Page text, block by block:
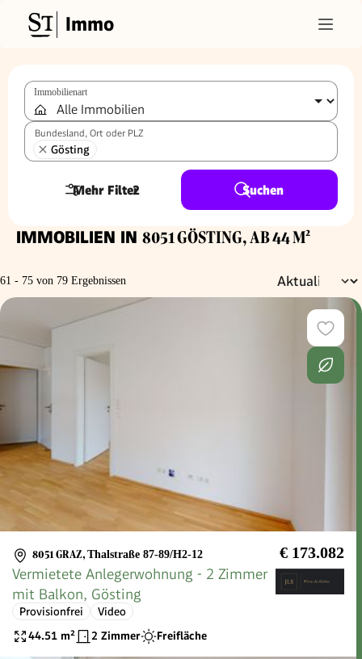
Immo
Immobilienart
Bundesland, Ort oder PLZ
Gösting
Mehr Filter
2 Suchen
IMMOBILIEN IN 8051 GÖSTING, AB 44 M²
61 - 75 von 79 Ergebnissen
8051 GRAZ, Thalstraße 87-89/H2-12 € 173.082
Vermietete Anlegerwohnung - 2 Zimmer
mit Balkon, Gösting
Provisionfrei
Video
44.51 m² 2 Zimmer Freifläche